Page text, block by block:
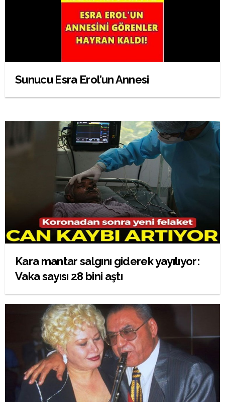
Sunucu Esra Erol’un Annesi
Kara mantar salgını giderek yayılıyor:
Vaka sayısı 28 bini aştı